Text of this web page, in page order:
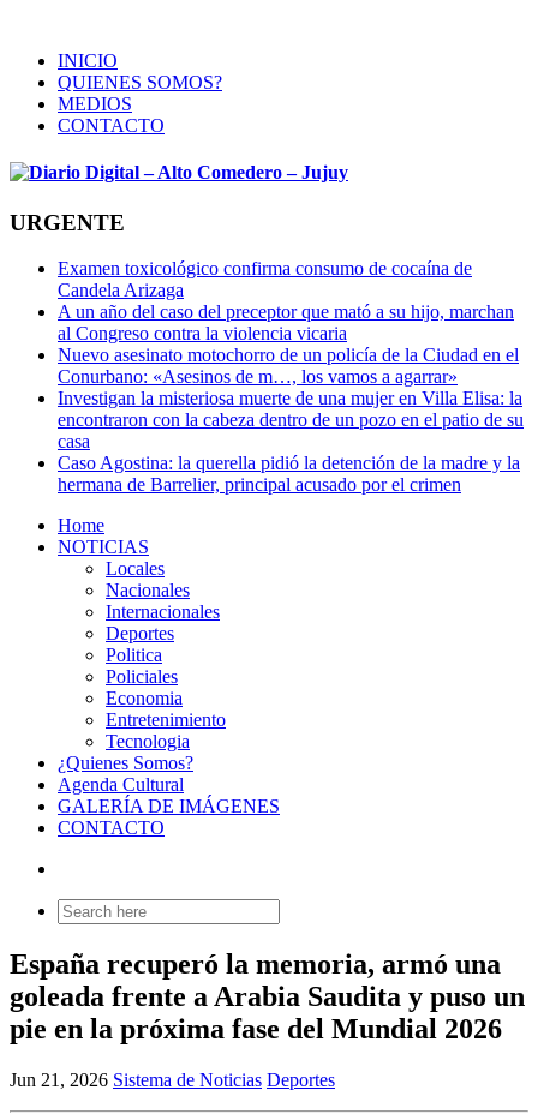
INICIO
QUIENES SOMOS?
MEDIOS
CONTACTO
URGENTE
Examen toxicológico confirma consumo de cocaína de
Candela Arizaga
A un año del caso del preceptor que mató a su hijo, marchan
al Congreso contra la violencia vicaria
Nuevo asesinato motochorro de un policía de la Ciudad en el
Conurbano: «Asesinos de m…, los vamos a agarrar»
Investigan la misteriosa muerte de una mujer en Villa Elisa: la
encontraron con la cabeza dentro de un pozo en el patio de su
casa
Caso Agostina: la querella pidió la detención de la madre y la
hermana de Barrelier, principal acusado por el crimen
Home
NOTICIAS
Locales
Nacionales
Internacionales
Deportes
Politica
Policiales
Economia
Entretenimiento
Tecnologia
¿Quienes Somos?
Agenda Cultural
GALERÍA DE IMÁGENES
CONTACTO
Search
for:
España recuperó la memoria, armó una
goleada frente a Arabia Saudita y puso un
pie en la próxima fase del Mundial 2026
Jun 21, 2026 Sistema de Noticias Deportes